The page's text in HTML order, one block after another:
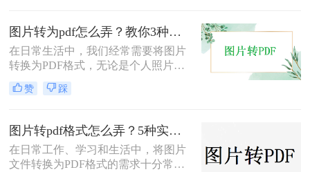
择高效、安全且无需付费的方法？本
文将基于实际使用经验，为您梳理7
种照片如何转成PDF格式的实用方
方式，帮助您根据场景灵活选用。
图片转为pdf怎么弄？教你3种常用转换方法！
在日常生活中，我们经常需要将图片
转换为PDF格式，无论是个人照片管
理、证件扫描，还是商业和行政领域
的文档整理、合同协议，这种转换都
全性。那么图片转为pdf怎么弄呢？本
文将介绍三种将图片转换为PDF的方
法。
赞 踩
图片转pdf格式怎么弄？5种实用的转换方法！
在日常工作、学习和生活中，将图片
文件转换为PDF格式的需求十分常